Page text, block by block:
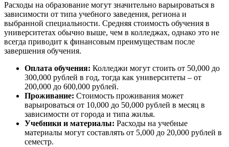
Расходы на образование могут значительно варьироваться в
зависимости от типа учебного заведения, региона и
выбранной специальности. Средняя стоимость обучения в
университетах обычно выше, чем в колледжах, однако это не
всегда приводит к финансовым преимуществам после
завершения обучения.
Оплата обучения: Колледжи могут стоить от 50,000 до
300,000 рублей в год, тогда как университеты – от
200,000 до 600,000 рублей.
Проживание: Стоимость проживания может
варьироваться от 10,000 до 50,000 рублей в месяц в
зависимости от города и типа жилья.
Учебники и материалы: Расходы на учебные
материалы могут составлять от 5,000 до 20,000 рублей в
семестр.